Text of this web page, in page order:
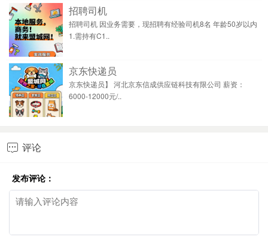
招聘司机
招聘司机 因业务需要，现招聘有经验司机8名 年龄50岁以内
1.需持有C1..
京东快递员
京东快递员】 河北京东信成供应链科技有限公司 薪资：
6000-12000元/..
 评论
发布评论：